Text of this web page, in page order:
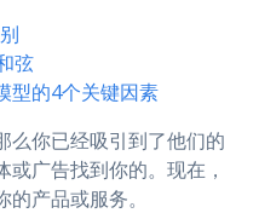
弦
型的4个关键因素
么你已经吸引到了他们的
广告找到你的。现在，
产品或服务。